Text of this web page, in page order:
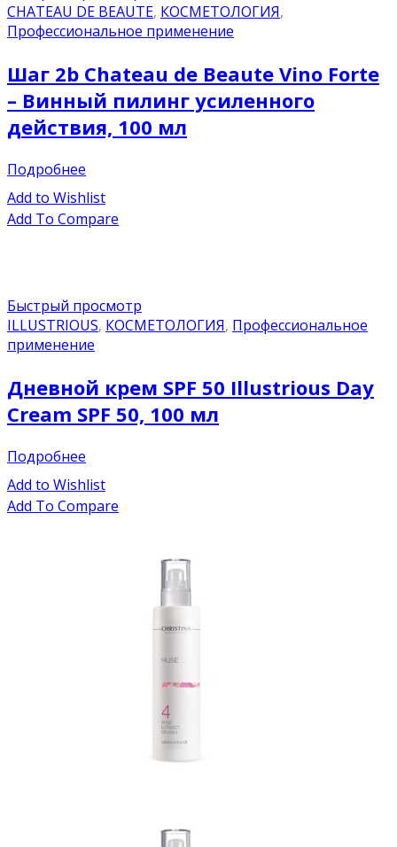
CHATEAU DE BEAUTE, КОСМЕТОЛОГИЯ,
Профессиональное применение
Шаг 2b Chateau de Beaute Vino Forte
– Винный пилинг усиленного
действия, 100 мл
Подробнее
Add to Wishlist
Add To Compare
Быстрый просмотр
ILLUSTRIOUS, КОСМЕТОЛОГИЯ, Профессиональное
применение
Дневной крем SPF 50 Illustrious Day
Cream SPF 50, 100 мл
Подробнее
Add to Wishlist
Add To Compare